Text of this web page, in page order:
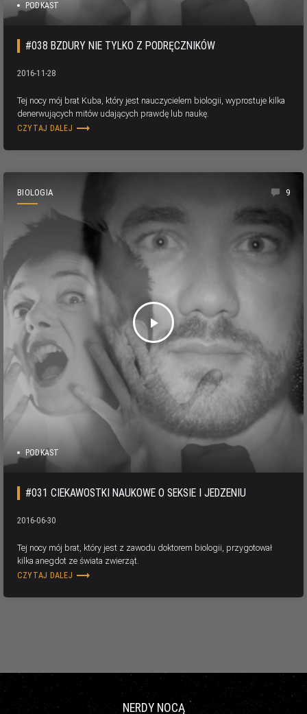
PODKAST
#038 BZDURY NIE TYLKO Z PODRĘCZNIKÓW
2016-11-28
Tej nocy mój brat Kuba, który jest nauczycielem biologii, wyprostuje kilka
denerwujących mitów udających prawdę lub naukę.
CZYTAJ DALEJ trending_flat
BIOLOGIA
play_arrow
9
PODKAST
#031 CIEKAWOSTKI NAUKOWE O SEKSIE I JEDZENIU
2016-06-30
Tej nocy mój brat, który jest z zawodu doktorem biologii, przygotował
kilka anegdot ze świata zwierząt.
CZYTAJ DALEJ trending_flat
NERDY NOCĄ